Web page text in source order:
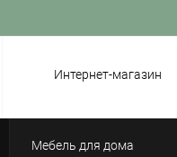
Интернет-магазин
Мебель для дома